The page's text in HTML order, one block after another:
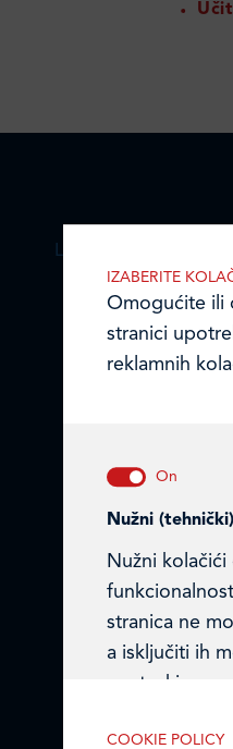
LEDO PLUS D.O.O.
Ulica Julija Knifera 10,
10000 Zagreb, Hrvatska
TEL: +385 (0)1 2385
Matični broj (MB):
Ledo Hrvatska
Prodajni centri
Ledo u inozemstvu
Online formular
COOKIE POLICY
IZABERITE
Omogućite ili
stranici
reklamnih
Nužni
Nužni
stranica ne
a isključiti ih
postavki u